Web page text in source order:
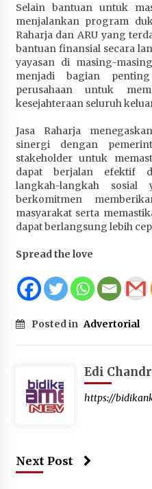
Selain bantuan untuk
menjalankan program
Raharja dan ARU yang
bantuan finansial secara
yayasan di masing-
menjadi bagian
perusahaan untuk
kesejahteraan seluruh
Jasa Raharja
sinergi dengan
stakeholder untuk
dapat berjalan efektif
langkah-langkah sosial
berkomitmen
masyarakat serta
dapat berlangsung lebih
Spread the love
Posted in Advertorial
Edi
https://
Next Post